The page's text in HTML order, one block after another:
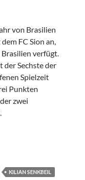
von Brasilien
FC Sion an,
verfügt.
der Sechste der
Spielzeit
Punkten
zwei
KILIAN SENKBEIL